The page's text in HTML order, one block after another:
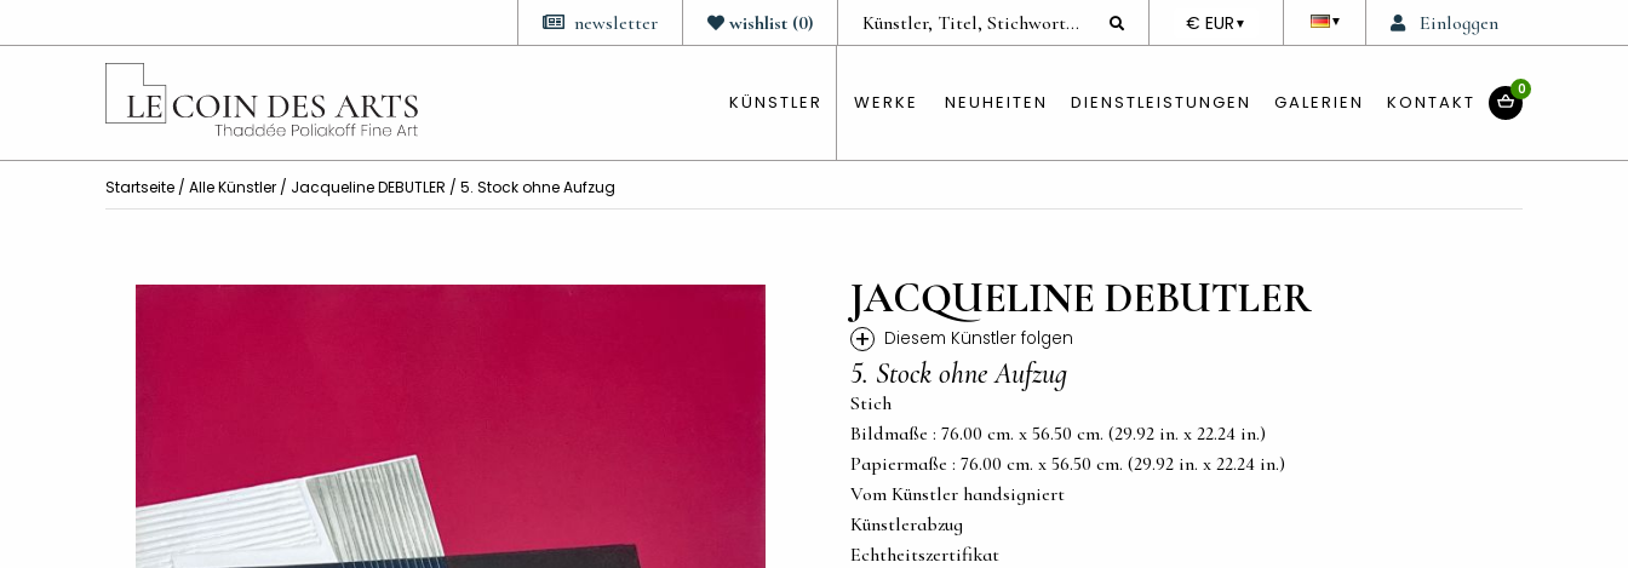
Einloggen
▼
DEVISE
€ EUR ▼
wishlist (0)
newsletter
KÜNSTLER WERKE NEUHEITEN DIENSTLEISTUNGEN GALERIEN KONTAKT
0
Startseite / Alle Künstler / Jacqueline DEBUTLER / 5. Stock ohne Aufzug
JACQUELINE DEBUTLER
+ Diesem Künstler folgen
5. Stock ohne Aufzug
Stich
Bildmaße : 76.00 cm. x 56.50 cm. (29.92 in. x 22.24 in.)
Papiermaße : 76.00 cm. x 56.50 cm. (29.92 in. x 22.24 in.)
Vom Künstler handsigniert
Künstlerabzug
Echtheitszertifikat